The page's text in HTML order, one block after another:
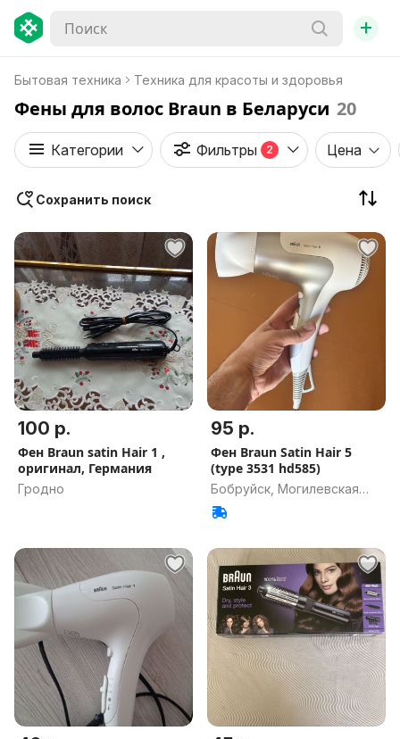
+
Бытовая техника Техника для красоты и здоровья
Фены для волос Braun в Беларуси 20
Категории Фильтры 2 Цена
Сохранить поиск
100 р.
Фен Braun satin Hair 1 ,
оригинал, Германия
Гродно
95 р.
Фен Braun Satin Hair 5
(type 3531 hd585)
Бобруйск, Могилевская
обл.